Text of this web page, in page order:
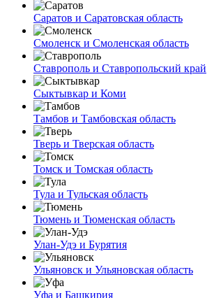
Саратов и Саратовская область
Смоленск и Смоленская область
Ставрополь и Ставропольский край
Сыктывкар и Коми
Тамбов и Тамбовская область
Тверь и Тверская область
Томск и Томская область
Тула и Тульская область
Тюмень и Тюменская область
Улан-Удэ и Бурятия
Ульяновск и Ульяновская область
Уфа и Башкирия